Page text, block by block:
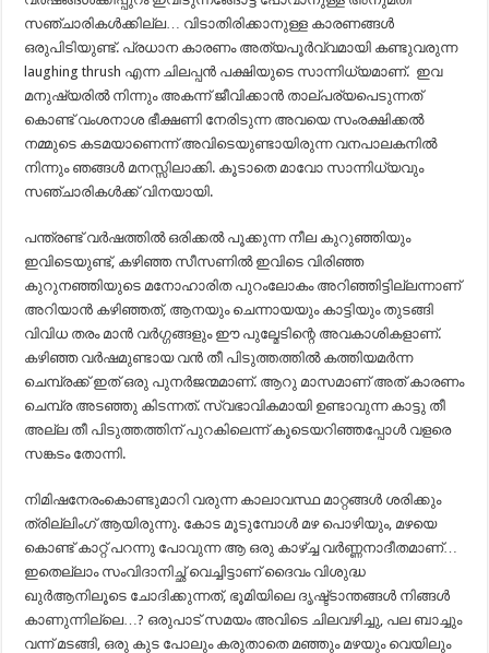
സഞ്ചാരികൾക്കില്ല… വിടാതിരിക്കാനുള്ള കാരണങ്ങൾ
ഒരുപിടിയുണ്ട്. പ്രധാന കാരണം അത്യപൂർവ്വമായി കണ്ടുവരുന്ന
laughing thrush എന്ന ചിലപ്പൻ പക്ഷിയുടെ സാന്നിധ്യമാണ്. ഇവ
മനുഷ്യരിൽ നിന്നും അകന്ന് ജീവിക്കാൻ താല്പര്യപെടുന്നത്
കൊണ്ട് വംശനാശ ഭീക്ഷണി നേരിടുന്ന അവയെ സംരക്ഷിക്കൽ
നമ്മുടെ കടമയാണെന്ന് അവിടെയുണ്ടായിരുന്ന വനപാലകനിൽ
നിന്നും ഞങ്ങൾ മനസ്സിലാക്കി. കൂടാതെ മാവോ സാന്നിധ്യവും
സഞ്ചാരികൾക്ക് വിനയായി.
പന്ത്രണ്ട് വർഷത്തിൽ ഒരിക്കൽ പൂക്കുന്ന നീല കുറുഞ്ഞിയും
ഇവിടെയുണ്ട്, കഴിഞ്ഞ സീസണിൽ ഇവിടെ വിരിഞ്ഞ
കുറുനഞ്ഞിയുടെ മനോഹാരിത പുറംലോകം അറിഞ്ഞിട്ടില്ലന്നാണ്
അറിയാൻ കഴിഞ്ഞത്, ആനയും ചെന്നായയും കാട്ടിയും തുടങ്ങി
വിവിധ തരം മാൻ വർഗ്ഗങ്ങളും ഈ പുല്മേടിന്റെ അവകാശികളാണ്.
കഴിഞ്ഞ വർഷമുണ്ടായ വൻ തീ പിടുത്തത്തിൽ കത്തിയമർന്ന
ചെമ്പ്രക്ക് ഇത് ഒരു പുനർജന്മമാണ്. ആറു മാസമാണ് അത് കാരണം
ചെമ്പ്ര അടഞ്ഞു കിടന്നത്. സ്വഭാവികമായി ഉണ്ടാവുന്ന കാട്ടു തീ
അല്ല തീ പിടുത്തത്തിന് പുറകിലെന്ന് കൂടെയറിഞ്ഞപ്പോൾ വളരെ
സങ്കടം തോന്നി.
നിമിഷനേരംകൊണ്ടുമാറി വരുന്ന കാലാവസ്ഥ മാറ്റങ്ങൾ ശരിക്കും
ത്രില്ലിംഗ് ആയിരുന്നു. കോട മൂടുമ്പോൾ മഴ പൊഴിയും, മഴയെ
കൊണ്ട് കാറ്റ് പറന്നു പോവുന്ന ആ ഒരു കാഴ്ച്ച വർണ്ണനാദീതമാണ്…
ഇതെല്ലാം സംവിദാനിച്ഛ് വെച്ചിട്ടാണ് ദൈവം വിശുദ്ധ
ഖുർആനിലൂടെ ചോദിക്കുന്നത്, ഭൂമിയിലെ ദൃഷ്ട്ടാന്തങ്ങൾ നിങ്ങൾ
കാണുന്നില്ലെ…? ഒരുപാട് സമയം അവിടെ ചിലവഴിച്ചു, പല ബാച്ചും
വന്ന് മടങ്ങി, ഒരു കുട പോലും കരുതാതെ മഞ്ഞും മഴയും വെയിലും